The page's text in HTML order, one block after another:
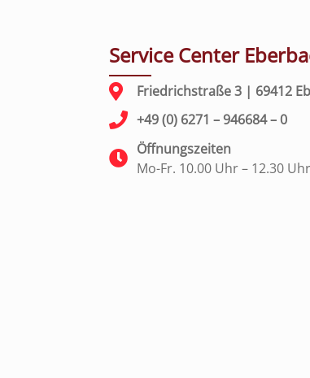
Service Center
Friedrichstraße 3 | 69412
+49 (0) 6271 – 946684 – 0
Öffnungszeiten
Mo-Fr. 10.00 Uhr – 12.30